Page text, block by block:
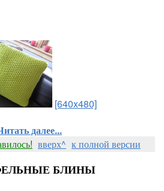
[640x480]
далее...
вверх^ к полной версии
БЛИНЫ